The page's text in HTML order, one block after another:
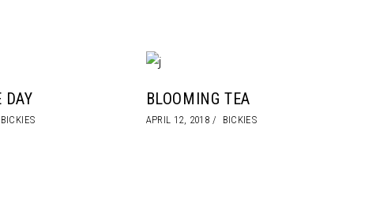
DAY
BICKIES
BLOOMING TEA
APRIL 12, 2018 BICKIES